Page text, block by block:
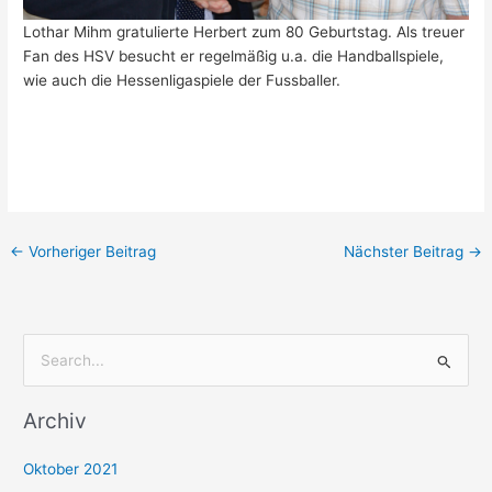
Lothar Mihm gratulierte Herbert zum 80 Geburtstag. Als treuer
Fan des HSV besucht er regelmäßig u.a. die Handballspiele,
wie auch die Hessenligaspiele der Fussballer.
← Vorheriger Beitrag Nächster Beitrag →
c
Archiv
Oktober 2021